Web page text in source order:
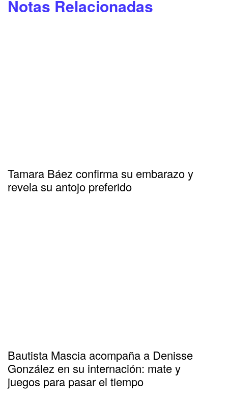
Notas Relacionadas
Tamara Báez confirma su embarazo y
revela su antojo preferido
Bautista Mascia acompaña a Denisse
González en su internación: mate y
juegos para pasar el tiempo